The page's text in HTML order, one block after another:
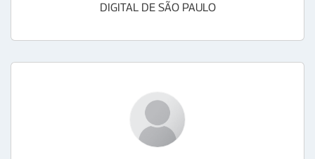
DIGITAL DE SÃO PAULO